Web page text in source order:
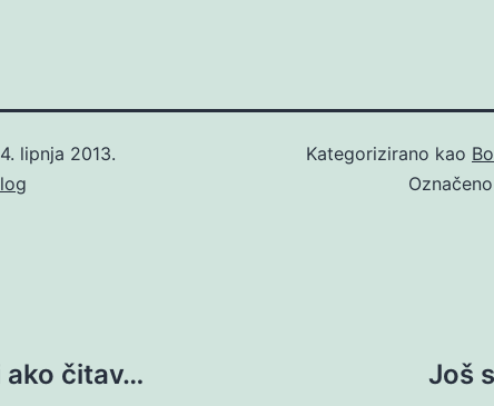
4. lipnja 2013.
Kategorizirano kao
ako čitav… Još